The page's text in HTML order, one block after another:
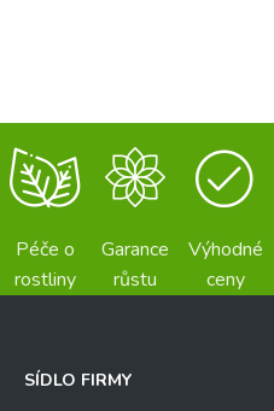
Péče o
rostliny
Garance
růstu
Výhodné
ceny
SÍDLO FIRMY